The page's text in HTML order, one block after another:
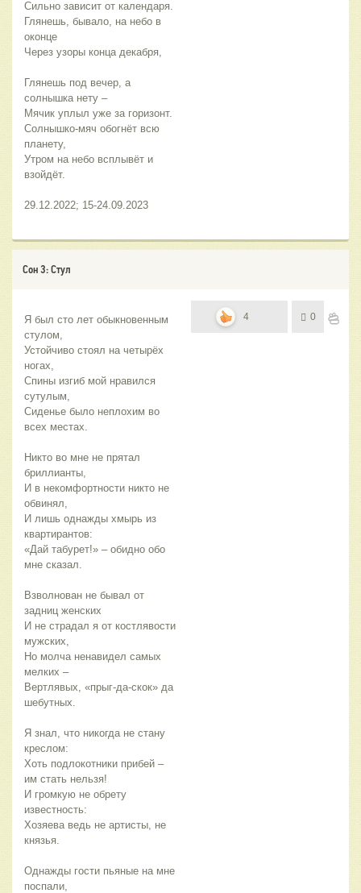
Сильно зависит от календаря.
Глянешь, бывало, на небо в
оконце
Через узоры конца декабря,
Глянешь под вечер, а
солнышка нету –
Мячик уплыл уже за горизонт.
Солнышко-мяч обогнёт всю
планету,
Утром на небо всплывёт и
взойдёт.
29.12.2022; 15-24.09.2023
Сон 3: Стул
Я был сто лет обыкновенным
стулом,
Устойчиво стоял на четырёх
ногах,
Спины изгиб мой нравился
сутулым,
Сиденье было неплохим во
всех местах.
Никто во мне не прятал
бриллианты,
И в некомфортности никто не
обвинял,
И лишь однажды хмырь из
квартирантов:
«Дай табурет!» – обидно обо
мне сказал.
Взволнован не бывал от
задниц женских
И не страдал я от костлявости
мужских,
Но молча ненавидел самых
мелких –
Вертлявых, «прыг-да-скок» да
шебутных.
Я знал, что никогда не стану
креслом:
Хоть подлокотники прибей –
им стать нельзя!
И громкую не обрету
известность:
Хозяева ведь не артисты, не
князья.
Однажды гости пьяные на мне
поспали,
4 0